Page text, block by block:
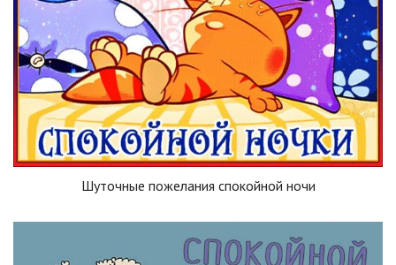
Шуточные пожелания спокойной ночи